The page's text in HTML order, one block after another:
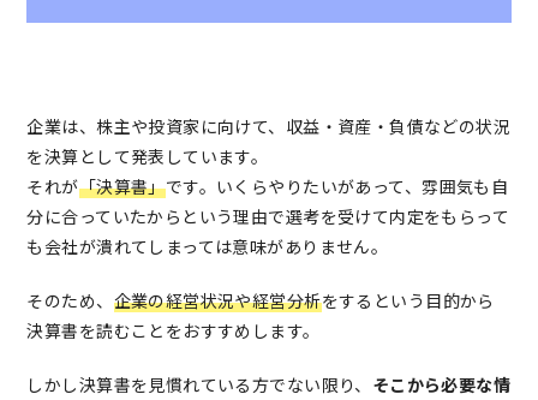
企業は、株主や投資家に向けて、収益・資産・負債などの状況
を決算として発表しています。
それが「決算書」です。いくらやりたいがあって、雰囲気も自
分に合っていたからという理由で選考を受けて内定をもらって
も会社が潰れてしまっては意味がありません。
そのため、 企業の経営状況や経営分析をするという目的から
決算書を読むことをおすすめします。
しかし決算書を見慣れている方でない限り、 そこから必要な情